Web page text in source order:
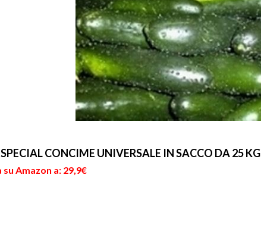
CONCIME UNIVERSALE IN SACCO DA 25 KG
Amazon a: 29,9€